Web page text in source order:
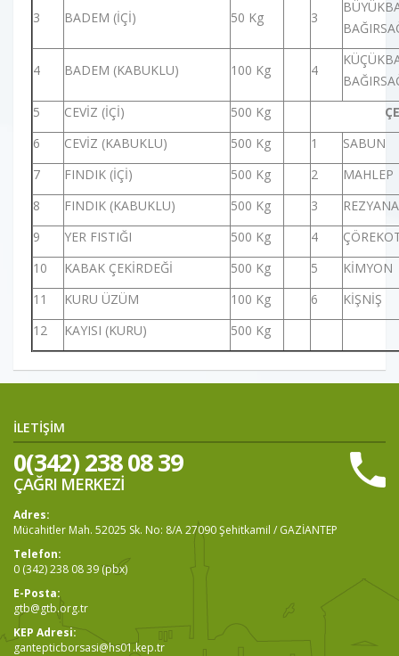
3 BADEM (İÇİ) 50 Kg 3
4 BADEM (KABUKLU) 100 Kg 4
5
CEVİZ (İÇİ) 500 Kg
6
CEVİZ (KABUKLU) 500 Kg 1
SABUN
7
FINDIK (İÇİ) 500 Kg 2
MAHLEP
8
FINDIK (KABUKLU) 500 Kg 3
REZYANA
9
YER FISTIĞI 500 Kg 4
10
KABAK ÇEKİRDEĞİ 500 Kg 5
KİMYON
11
KURU ÜZÜM 100 Kg 6
KİŞNİŞ
12
KAYISI (KURU) 500 Kg
İLETİŞİM
0(342) 238 08 39
ÇAĞRI MERKEZİ
Adres:
Mücahitler Mah. 52025 Sk. No: 8/A 27090 Şehitkamil / GAZİANTEP
Telefon:
0 (342) 238 08 39 (pbx)
E-Posta:
gtb@gtb.org.tr
KEP Adresi:
gantepticborsasi@hs01.kep.tr